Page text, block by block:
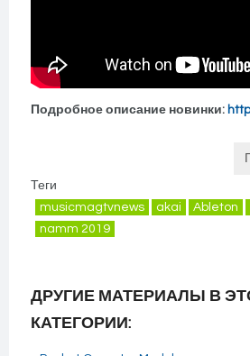
Подробное описание новинки:
Теги
musicmagtvnews
akai Ableton
namm 2019
ДРУГИЕ МАТЕРИАЛЫ В
КАТЕГОРИИ: